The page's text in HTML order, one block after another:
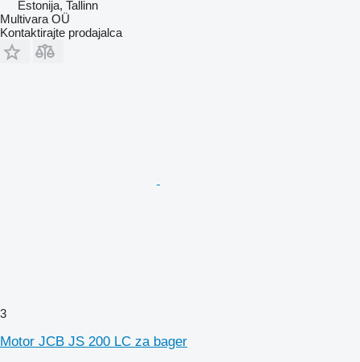
Estonija, Tallinn
Multivara OÜ
Kontaktirajte prodajalca
3
Motor JCB JS 200 LC za bager